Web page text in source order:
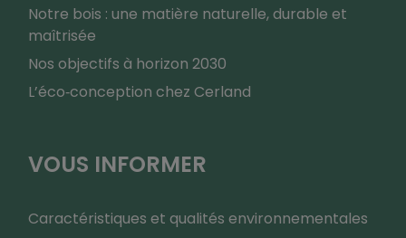
Notre bois : une matière naturelle, durable et
maîtrisée
Nos objectifs à horizon 2030
L’éco‑conception chez Cerland
VOUS INFORMER
Caractéristiques et qualités environnementales